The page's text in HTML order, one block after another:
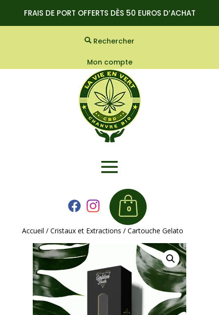
FRAIS DE PORT OFFERTS DÈS 50 EUROS D’ACHAT
Rechercher
Mon compte
0
Accueil / Cristaux et Extractions / Cartouche Gelato